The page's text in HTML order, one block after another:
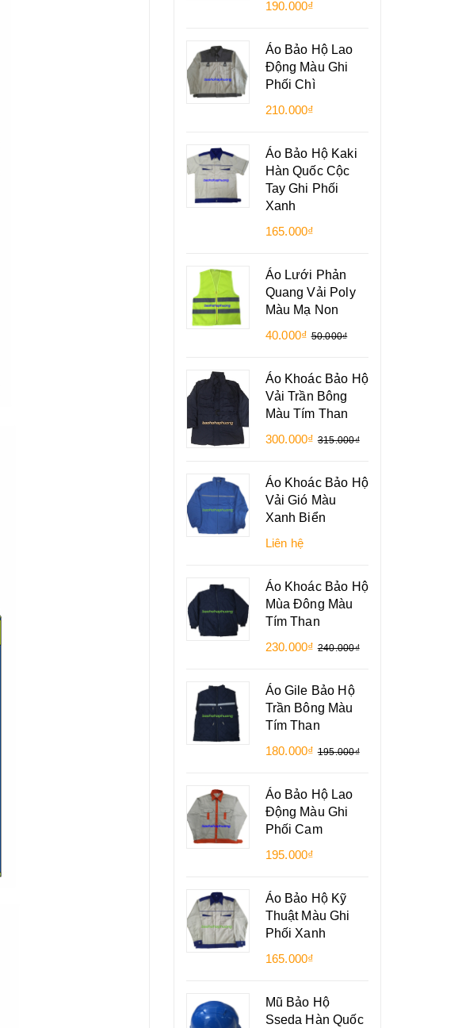
190.000₫
Áo Bảo Hộ Lao
Động Màu Ghi
Phối Chì
210.000₫
Áo Bảo Hộ Kaki
Hàn Quốc Cộc
Tay Ghi Phối
Xanh
165.000₫
Áo Lưới Phản
Quang Vải Poly
Màu Mạ Non
40.000₫ 50.000₫
Áo Khoác Bảo Hộ
Vải Trần Bông
Màu Tím Than
300.000₫ 315.000₫
Áo Khoác Bảo Hộ
Vải Gió Màu
Xanh Biển
Liên hệ
Áo Khoác Bảo Hộ
Mùa Đông Màu
Tím Than
230.000₫ 240.000₫
Áo Gile Bảo Hộ
Trần Bông Màu
Tím Than
180.000₫ 195.000₫
Áo Bảo Hộ Lao
Động Màu Ghi
Phối Cam
195.000₫
Áo Bảo Hộ Kỹ
Thuật Màu Ghi
Phối Xanh
165.000₫
Mũ Bảo Hộ
Sseda Hàn Quốc